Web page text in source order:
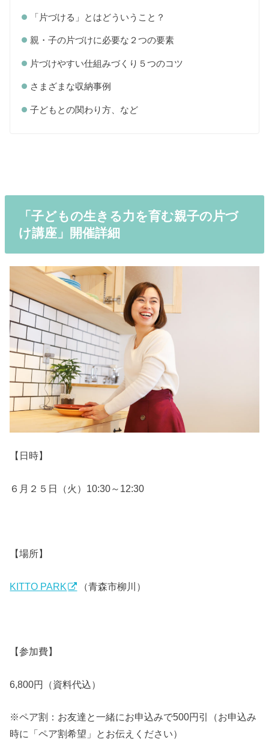
「片づける」とはどういうこと？
親・子の片づけに必要な２つの要素
片づけやすい仕組みづくり５つのコツ
さまざまな収納事例
子どもとの関わり方、など
「子どもの生きる力を育む親子の片づ
け講座」開催詳細
【日時】
６月２５日（火）10:30～12:30
【場所】
KITTO PARK （青森市柳川）
【参加費】
6,800円（資料代込）
※ペア割：お友達と一緒にお申込みで500円引（お申込み
時に「ペア割希望」とお伝えください）